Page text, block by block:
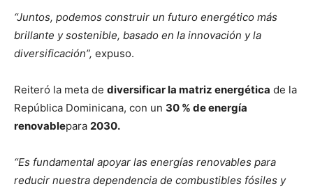
“Juntos, podemos construir un futuro energético más
brillante y sostenible, basado en la innovación y la
diversificación”, expuso.
Reiteró la meta de diversificar la matriz energética de la
República Dominicana, con un 30 % de energía
renovablepara 2030.
“Es fundamental apoyar las energías renovables para
reducir nuestra dependencia de combustibles fósiles y